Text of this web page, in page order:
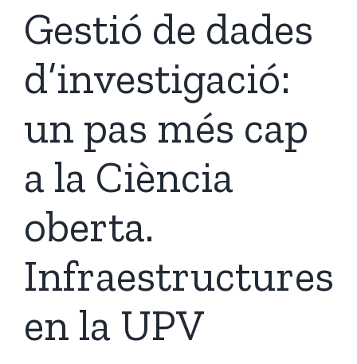
Gestió de dades
d’investigació:
un pas més cap
a la Ciència
oberta.
Infraestructures
en la UPV